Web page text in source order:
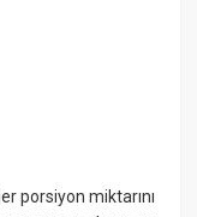
porsiyon miktarını